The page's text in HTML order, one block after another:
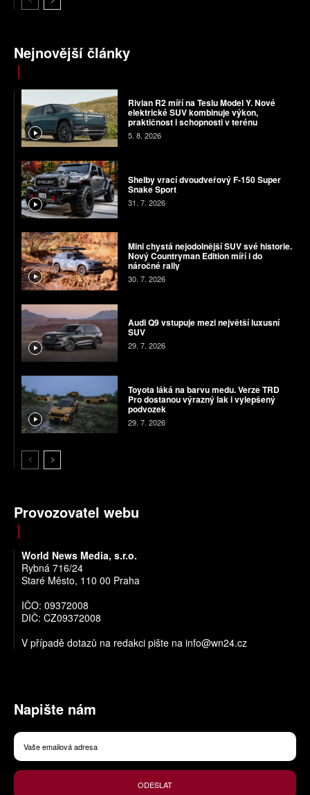
Nejnovější články
Rivian R2 míří na Teslu Model Y. Nové
elektrické SUV kombinuje výkon,
praktičnost i schopnosti v terénu
5. 8. 2026
Shelby vrací dvoudveřový F-150 Super
Snake Sport
31. 7. 2026
Mini chystá nejodolnější SUV své historie.
Nový Countryman Edition míří i do
náročné rally
30. 7. 2026
Audi Q9 vstupuje mezi největší luxusní
SUV
29. 7. 2026
Toyota láká na barvu medu. Verze TRD
Pro dostanou výrazný lak i vylepšený
podvozek
29. 7. 2026
Provozovatel webu
World News Media, s.r.o.
Rybná 716/24
Staré Město, 110 00 Praha
IČO: 09372008
DIČ: CZ09372008
V případě dotazů na redakci pište na info@wn24.cz
Napište nám
ODESLAT